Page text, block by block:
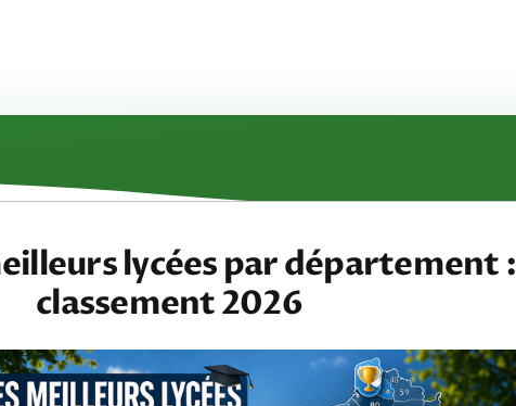
lycées par département :
classement 2026